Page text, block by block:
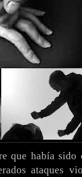
que había sido
ataques